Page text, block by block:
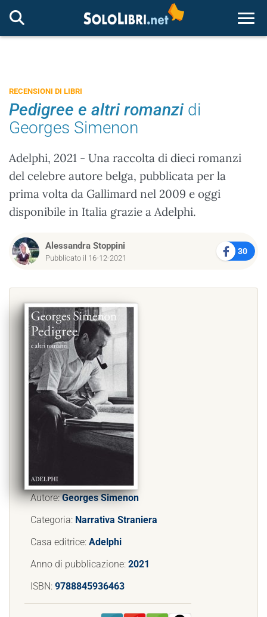
RECENSIONI DI LIBRI
Pedigree e altri romanzi di
Georges Simenon
Adelphi, 2021 - Una raccolta di dieci romanzi
del celebre autore belga, pubblicata per la
prima volta da Gallimard nel 2009 e oggi
disponibile in Italia grazie a Adelphi.
Alessandra Stoppini
Pubblicato il 16-12-2021
30
Autore:Georges Simenon
Categoria: Narrativa Straniera
Casa editrice: Adelphi
Anno di pubblicazione: 2021
ISBN: 9788845936463